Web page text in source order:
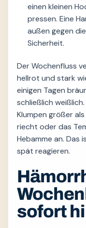
einen kleinen
pressen. Eine
außen gegen
Sicherheit.
Der Wochenfluss
hellrot und stark
einigen Tagen
schließlich
Klumpen größer
riecht oder das
Hebamme an. Das
spät reagieren.
sofort